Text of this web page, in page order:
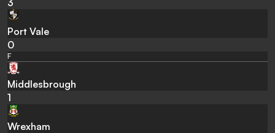
3
Port Vale
0
F
Middlesbrough
1
Wrexham